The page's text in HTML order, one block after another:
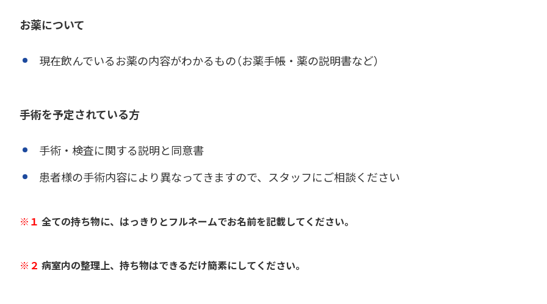
お薬について
現在飲んでいるお薬の内容がわかるもの（お薬手帳・薬の説明書など）
手術を予定されている方
手術・検査に関する説明と同意書
患者様の手術内容により異なってきますので、スタッフにご相談ください
※１ 全ての持ち物に、はっきりとフルネームでお名前を記載してください。
※２ 病室内の整理上、持ち物はできるだけ簡素にしてください。